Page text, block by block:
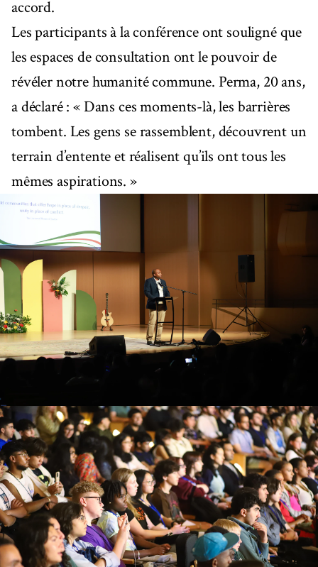
accord.
Les participants à la conférence ont souligné que
les espaces de consultation ont le pouvoir de
révéler notre humanité commune. Perma, 20 ans,
a déclaré : « Dans ces moments-là, les barrières
tombent. Les gens se rassemblent, découvrent un
terrain d’entente et réalisent qu’ils ont tous les
mêmes aspirations. »